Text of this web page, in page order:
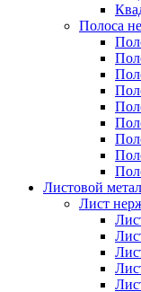
Полоса
Листовой
Лист